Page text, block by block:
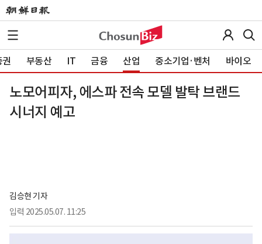
부동산 IT 금융 산업 중소기업·벤처 바이오
노모어피자, 에스파 전속 모델 발탁 브랜드
시너지 예고
김승현 기자
입력 2025.05.07. 11:25